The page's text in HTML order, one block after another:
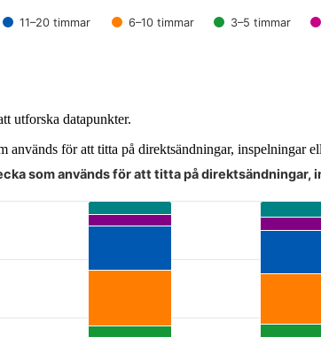
11–20 timmar 6–10 timmar 3–5 timmar
utforska datapunkter.
används för att titta på direktsändningar, inspelningar
och bläddra bland datapunkterna med
som används för att titta på